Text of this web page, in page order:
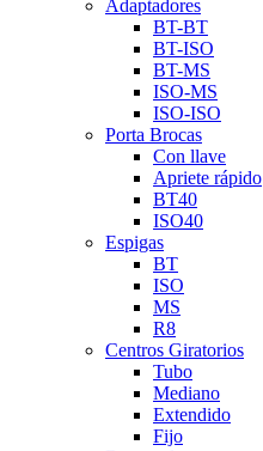
Adaptadores
BT-BT
BT-ISO
BT-MS
ISO-MS
ISO-ISO
Porta Brocas
Con llave
Apriete rápido
BT40
ISO40
Espigas
BT
ISO
MS
R8
Centros Giratorios
Tubo
Mediano
Extendido
Fijo